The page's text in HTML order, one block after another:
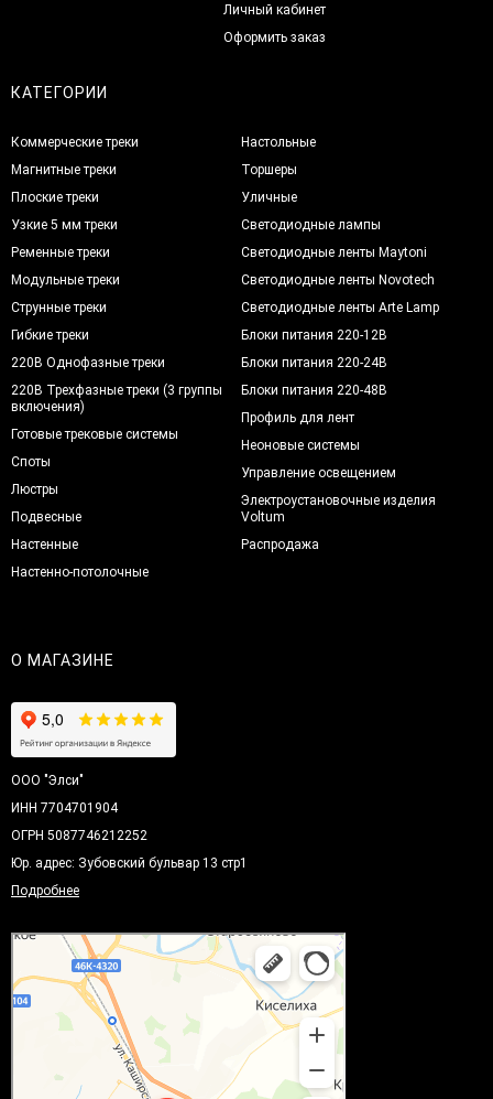
Личный кабинет
Оформить заказ
КАТЕГОРИИ
Коммерческие треки
Магнитные треки
Плоские треки
Узкие 5 мм треки
Ременные треки
Модульные треки
Струнные треки
Гибкие треки
220В Однофазные треки
220В Трехфазные треки (3 группы
включения)
Готовые трековые системы
Споты
Люстры
Подвесные
Настенные
Настенно-потолочные
Настольные
Торшеры
Уличные
Светодиодные лампы
Светодиодные ленты Maytoni
Светодиодные ленты Novotech
Светодиодные ленты Arte Lamp
Блоки питания 220-12В
Блоки питания 220-24В
Блоки питания 220-48В
Профиль для лент
Неоновые системы
Управление освещением
Электроустановочные изделия
Voltum
Распродажа
О МАГАЗИНЕ
ООО "Элси"
ИНН 7704701904
ОГРН 5087746212252
Юр. адрес: Зубовский бульвар 13 стр1
Подробнее